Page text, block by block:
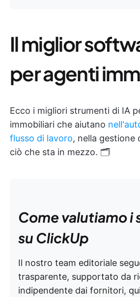
Il miglior
per agenti
Ecco i migliori strumenti di IA
immobiliari che aiutano
flusso di lavoro, nella gestione
ciò che sta in mezzo. 🗂️
Come valutiamo i
su ClickUp
Il nostro team editoriale
trasparente, supportato da
indipendente dai fornitori,